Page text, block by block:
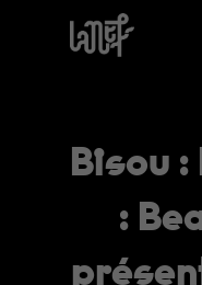
Bisou
: